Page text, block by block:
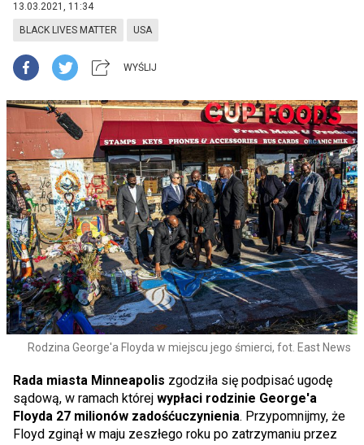
13.03.2021, 11:34
BLACK LIVES MATTER USA
WYŚLIJ
Rodzina George'a Floyda w miejscu jego śmierci, fot. East News
Rada miasta Minneapolis zgodziła się podpisać ugodę
sądową, w ramach której wypłaci rodzinie George'a
Floyda 27 milionów zadośćuczynienia. Przypomnijmy, że
Floyd zginął w maju zeszłego roku po zatrzymaniu przez